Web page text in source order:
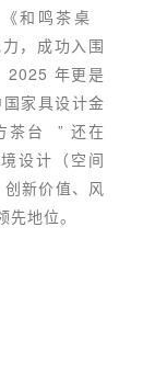
和鸣茶桌
，成功入围
2025 年更是
家具设计金
茶台
” 还在
设计（空间
新价值、风
地位。